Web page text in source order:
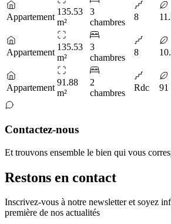
Appartement
135.53
m²
3
chambres
8
Appartement
135.53
m²
3
chambres
8
Appartement
91.88
m²
2
chambres
Rdc 91
Contactez-nous
Et trouvons ensemble le bien qui vous
Restons en contact
Inscrivez-vous à notre newsletter et soyez
première de nos actualités